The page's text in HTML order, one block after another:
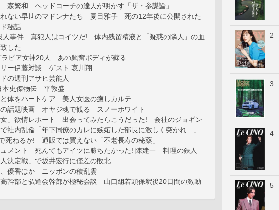
森繁和 ヘッドコーチの達人が明かす「ザ・参謀論」
れない早世のマドンナたち 夏目雅子 死の12年後に公開された
秘話
人事件 真犯人はコイツだ! 体内残留精液と「疑惑の隣人」の血
した
ラビア女神20人 あの興奮ボディが蘇る
リー伊藤対談 ゲスト:哀川翔
の週刊アサヒ芸能人
史傑物伝 平敦盛
体をハートケア 美人女医の癒しカルテ
の話題映画 オヤジ魂で観る スノーホワイト
女」欲情レポート 出会ってみたらこうだった! 会社のジョギン
社内乱倫「年下同僚のカレに嫉妬した部長に激しく突かれ…」
死ねるか! 通販では買えない「不老長寿の秘薬」
メント 死んでもアイツに勝ちたかった! 陳建一 料理の鉄人
人決定戦」で坂井宏行に僅差の敗北
、優香ほか ニッポンの積乱雲
幹部と弘道会幹部が極秘会談 山口組若頭保釈後20日間の激動
2
3
4
5